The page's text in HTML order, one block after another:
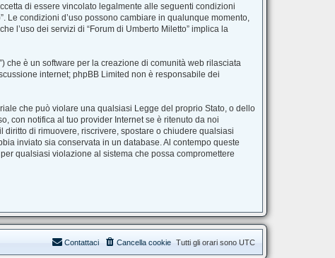
di essere vincolato legalmente alle seguenti condizioni
Le condizioni d’uso possono cambiare in qualunque momento,
l’uso dei servizi di “Forum di Umberto Miletto” implica la
che è un software per la creazione di comunità web rilasciata
internet; phpBB Limited non è responsabile dei
che può violare una qualsiasi Legge del proprio Stato, o dello
con notifica al tuo provider Internet se è ritenuto da noi
diritto di rimuovere, riscrivere, spostare o chiudere qualsiasi
inviato sia conservata in un database. Al contempo queste
qualsiasi violazione al sistema che possa compromettere
Tutti gli orari sono UTC
Cancella cookie
Contattaci